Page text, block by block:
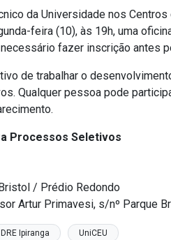
da Universidade nos
feira (10), às 19h, uma
fazer inscrição antes
de trabalhar o
Qualquer pessoa pode
Processos Seletivos
/ Prédio Redondo
Artur Primavesi, s/nº Parque
DRE Ipiranga UniCEU